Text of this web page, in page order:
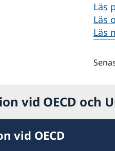
Läs
Läs
Läs
vid OECD och
vid OECD